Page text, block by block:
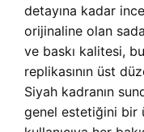
detayına kadar
orijinaline olan
ve baskı kalitesi,
replikasının üst
Siyah kadranın
genel estetiğini bir